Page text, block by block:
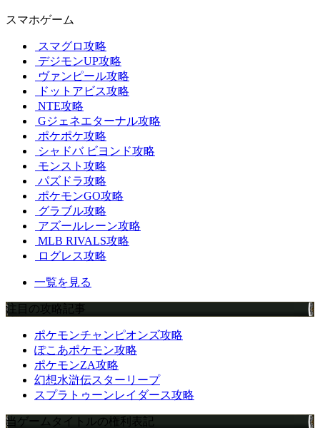
スマホゲーム
スマグロ攻略
デジモンUP攻略
ヴァンピール攻略
ドットアビス攻略
NTE攻略
Gジェネエターナル攻略
ポケポケ攻略
シャドバ ビヨンド攻略
モンスト攻略
パズドラ攻略
ポケモンGO攻略
グラブル攻略
アズールレーン攻略
MLB RIVALS攻略
ログレス攻略
一覧を見る
注目の攻略記事
ポケモンチャンピオンズ攻略
ぽこあポケモン攻略
ポケモンZA攻略
幻想水滸伝スターリープ
スプラトゥーンレイダース攻略
当ゲームタイトルの権利表記